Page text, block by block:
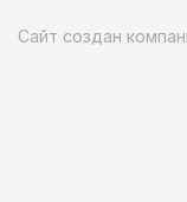
Сайт создан